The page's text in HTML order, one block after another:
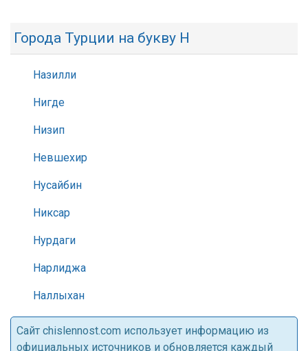
Города Турции на букву Н
Назилли
Нигде
Низип
Невшехир
Нусайбин
Никсар
Нурдаги
Нарлиджа
Наллыхан
Cайт chislennost.com использует информацию из
официальных источников и обновляется каждый